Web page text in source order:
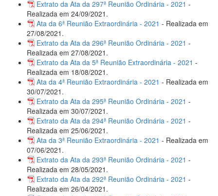
Extrato da Ata da 297ª Reunião Ordinária - 2021 -
Realizada em 24/09/2021.
Ata da 6ª Reunião Extraordinária - 2021 - Realizada em
27/08/2021.
Extrato da Ata da 296ª Reunião Ordinária - 2021 -
Realizada em 27/08/2021.
Extrato da Ata da 5ª Reunião Extraordinária - 2021 -
Realizada em 18/08/2021.
Ata da 4ª Reunião Extraordinária - 2021 - Realizada em
30/07/2021.
Extrato da Ata da 295ª Reunião Ordinária - 2021 -
Realizada em 30/07/2021.
Extrato da Ata da 294ª Reunião Ordinária - 2021 -
Realizada em 25/06/2021.
Ata da 3ª Reunião Extraordinária - 2021 - Realizada em
07/06/2021.
Extrato da Ata da 293ª Reunião Ordinária - 2021 -
Realizada em 28/05/2021.
Extrato da Ata da 292ª Reunião Ordinária - 2021 -
Realizada em 26/04/2021.